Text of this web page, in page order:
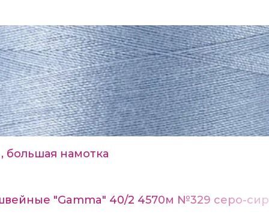
большая намотка
"Gamma" 40/2 4570м №329 серо-